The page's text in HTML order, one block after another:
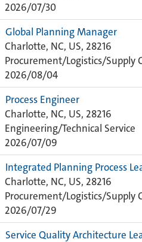
2026/07/30
Global Planning Manager
Charlotte, NC, US, 28216
Procurement/Logistics/Supply
2026/08/04
Process Engineer
Charlotte, NC, US, 28216
Engineering/Technical Service
2026/07/09
Integrated Planning Process
Charlotte, NC, US, 28216
Procurement/Logistics/Supply
2026/07/29
Service Quality Architecture